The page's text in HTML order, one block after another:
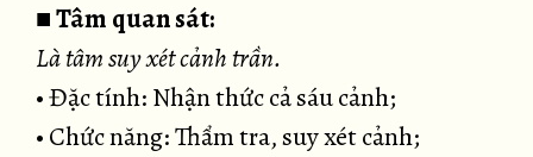
■Tâm quan sát:
Là tâm suy xét cảnh trần.
• Đặc tính: Nhận thức cả sáu cảnh;
• Chức năng: Thẩm tra, suy xét cảnh;